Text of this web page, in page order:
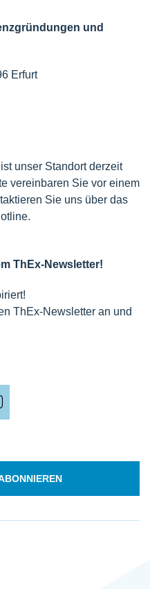
und
Erfurt
unser Standort derzeit
vereinbaren Sie vor einem
Sie uns über das
ThEx-Newsletter!
ThEx-Newsletter an und